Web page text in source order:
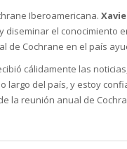
Iberoamericana.
diseminar el
de Cochrane en el país
cálidamente las
largo del país, y estoy
la reunión anual de